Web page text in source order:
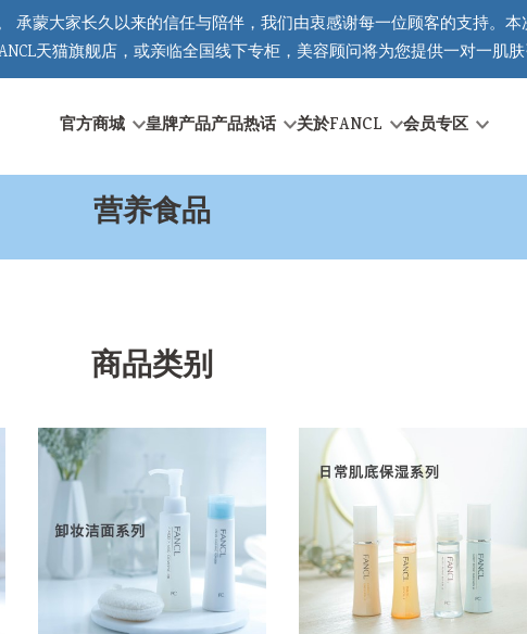
承蒙大家长久以来的信任与陪伴，我们由衷感谢每一位顾客的支持。
天猫旗舰店，或亲临全国线下专柜，美容顾问将为您提供一对一肌
官方商城 皇牌产品产品热话 关於FANCL 会员专区
营养食品
商品类别